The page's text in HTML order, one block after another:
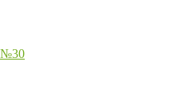
№30